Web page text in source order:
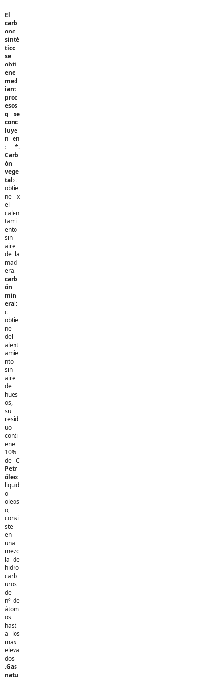
El
carb
ono
sinté
tico
se
obti
ene
med
iant
proc
esos
q se
conc
luye
n en
: *.
Carb
ón
vege
tal:c
obtie
ne x
el
calen
tami
ento
sin
aire
de la
mad
era.
carb
ón
min
eral:
c
obtie
ne
del
alent
amie
nto
sin
aire
de
hues
os,
su
resid
uo
conti
ene
10%
de C
Petr
óleo:
liquid
o
oleos
o,
consi
ste
en
una
mezc
la de
hidro
carb
uros
de –
nº de
átom
os
hast
a los
mas
eleva
dos
.Gas
natu